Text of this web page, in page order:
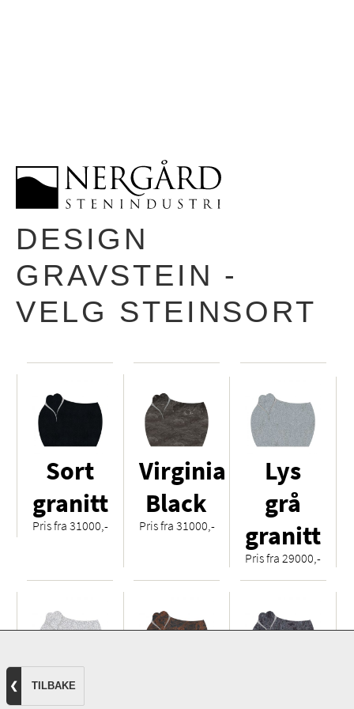
DESIGN
GRAVSTEIN -
VELG STEINSORT
Sort
granitt
Pris fra 31000,-
Virginia
Black
Pris fra 31000,-
Lys
grå
granitt
Pris fra 29000,-
Hvit
❮ TILBAKE